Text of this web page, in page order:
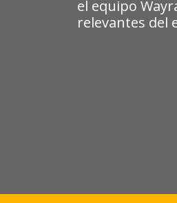
el equipo
relevantes del